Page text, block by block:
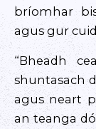
bríomhar
agus gur
“Bheadh
shuntasach
agus neart
an teanga